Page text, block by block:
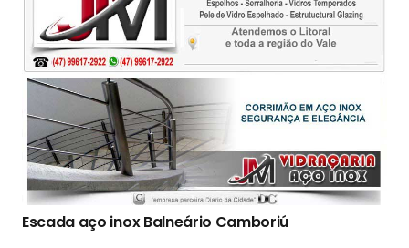
Escada aço inox Balneário Camboriú